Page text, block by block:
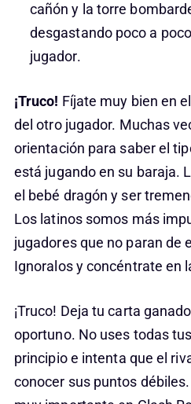
cañón y la torre
desgastando poco a
jugador.
¡Truco! Fíjate muy bien en
del otro jugador. Muchas
orientación para saber el
está jugando en su baraja.
el bebé dragón y ser
Los latinos somos más
jugadores que no paran de
Ignoralos y concéntrate en
¡Truco! Deja tu carta
oportuno. No uses todas
principio e intenta que el
conocer sus puntos